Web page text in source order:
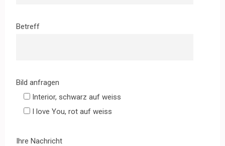
Betreff
Bild anfragen
Interior, schwarz auf weiss
I love You, rot auf weiss
Ihre Nachricht